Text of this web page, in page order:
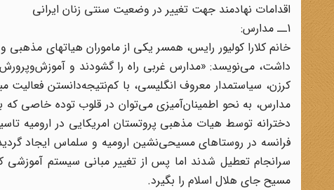
اقدامات نهادمند جهت تغییر در وضعیت سنتی زنان ایرانی
1ــ مدارس:
خانم‌ کلارا کولیور رایس، همسر یکی‌ از ماموران‌ هیاتهای‌
داشت، می‌نویسد: «مدارس‌ غربی‌ راه‌ را گشودند و آموزش‌‌وپرورش‌،
کرزن، سیاستمدار معروف‌ انگلیسی، با کم‌نتیجه‌دانستن
مدارس، به‌ نحو اطمینان‌آمیزی‌ می‌توان‌ در قلوب‌ توده‌ خاصی‌ که‌
دخترانه‌ توسط‌ هیات‌ مذهبی‌ پروتستان‌ امریکایی‌ در ارومیه‌
فرانسه‌ در روستا‌های‌ مسیحی‌‌نشین‌ ارومیه‌ و سلماس‌ ایجاد
سرانجام تعطیل‌ شدند اما پس از تغییر مبانی‌ سیستم‌ آموزشی‌
مسیح‌ جای‌ هلال‌ اسلام‌ را بگیرد.